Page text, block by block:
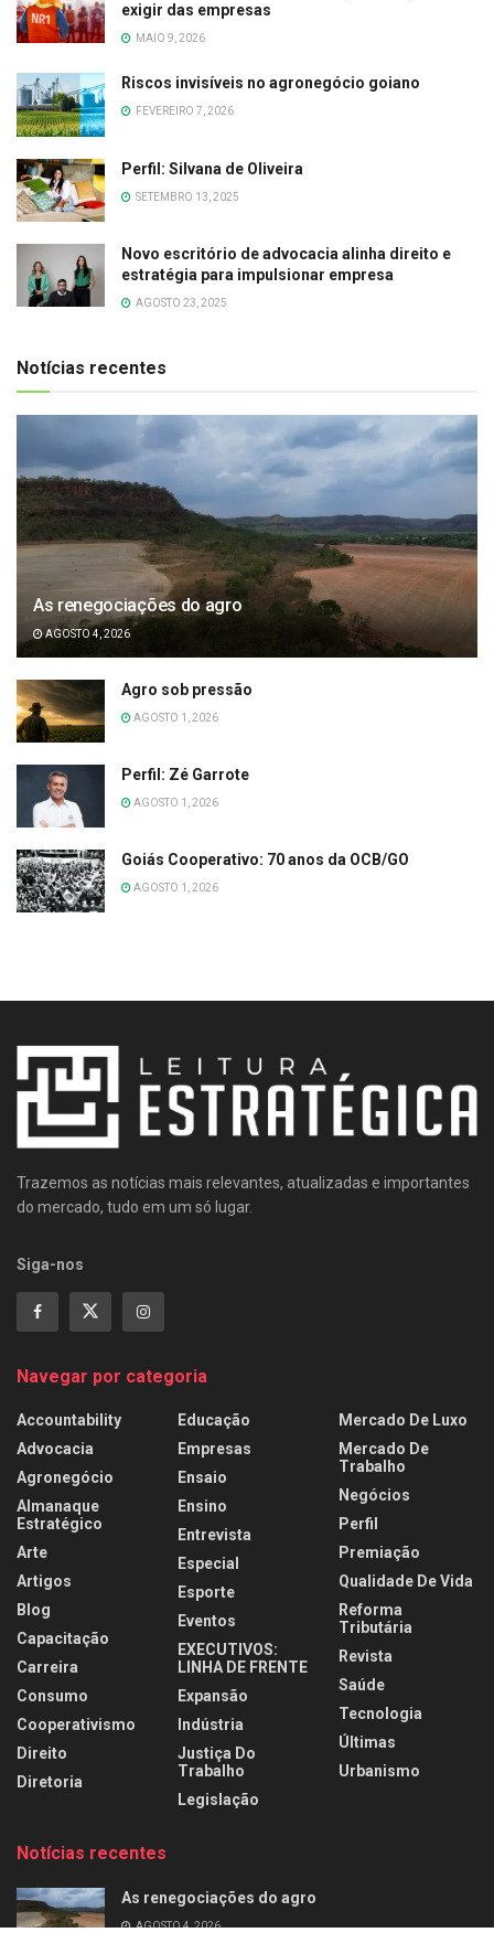
exigir das empresas
MAIO 9, 2026
Riscos invisíveis no agronegócio goiano
FEVEREIRO 7, 2026
Perfil: Silvana de Oliveira
SETEMBRO 13, 2025
Novo escritório de advocacia alinha direito e
estratégia para impulsionar empresa
AGOSTO 23, 2025
Notícias recentes
As renegociações do agro
AGOSTO 4, 2026
Agro sob pressão
AGOSTO 1, 2026
Perfil: Zé Garrote
AGOSTO 1, 2026
Goiás Cooperativo: 70 anos da OCB/GO
AGOSTO 1, 2026
Trazemos as notícias mais relevantes, atualizadas e importantes
do mercado, tudo em um só lugar.
Siga-nos
Navegar por categoria
Accountability
Advocacia
Agronegócio
Almanaque
Estratégico
Arte
Artigos
Blog
Capacitação
Carreira
Consumo
Cooperativismo
Direito
Diretoria
Educação
Empresas
Ensaio
Ensino
Entrevista
Especial
Esporte
Eventos
EXECUTIVOS:
LINHA DE FRENTE
Expansão
Indústria
Justiça Do
Trabalho
Legislação
Mercado De Luxo
Mercado De
Trabalho
Negócios
Perfil
Premiação
Qualidade De Vida
Reforma
Tributária
Revista
Saúde
Tecnologia
Últimas
Urbanismo
Notícias recentes
As renegociações do agro
AGOSTO 4, 2026